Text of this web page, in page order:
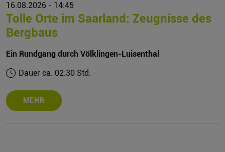
16.08.2026 - 14:45
Tolle Orte im Saarland: Zeugnisse des
Bergbaus
Ein Rundgang durch Völklingen-Luisenthal
Dauer ca. 02:30 Std.
MEHR